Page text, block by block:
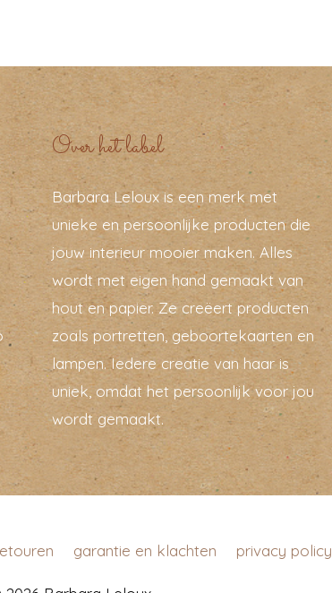
Over het label
Barbara Leloux is een merk met
unieke en persoonlijke producten die
jouw interieur mooier maken. Alles
wordt met eigen hand gemaakt van
hout en papier. Ze creëert producten
zoals portretten, geboortekaarten en
lampen. Iedere creatie van haar is
uniek, omdat het persoonlijk voor jou
wordt gemaakt.
garantie en klachten privacy policy